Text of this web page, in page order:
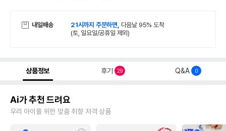
내일배송 21시까지 주문하면, 다음날 95% 도착
(토, 일요일/공휴일 제외)
상품정보 후기 29 Q&A 0
Ai가 추천 드려요
우리 아이를 위한 맞춤 취향 저격 상품